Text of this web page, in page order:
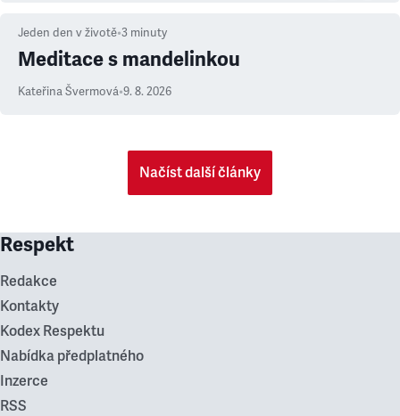
Jeden den v životě•3 minuty
Meditace s mandelinkou
Kateřina Švermová•9. 8. 2026
Načíst další články
Respekt
Redakce
Kontakty
Kodex Respektu
Nabídka předplatného
Inzerce
RSS